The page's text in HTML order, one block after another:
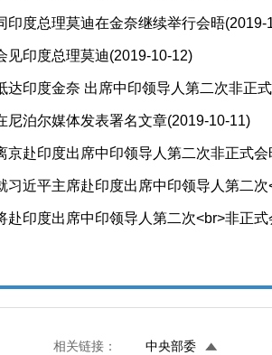
印度总理莫迪在金奈继续举行会晤(2019-
见印度总理莫迪(2019-10-12)
达印度金奈 出席中印领导人第二次非正
尼泊尔媒体发表署名文章(2019-10-11)
京赴印度出席中印领导人第二次非正式
习近平主席赴印度出席中印领导人第二
10-10)
赴印度出席中印领导人第二次<br>非正
相关链接： 中央部委